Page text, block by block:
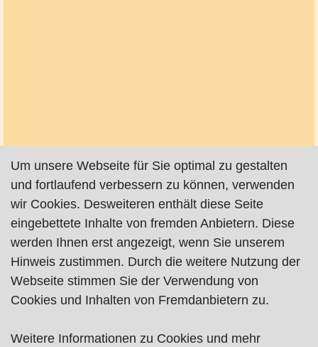
Um unsere Webseite für Sie optimal zu gestalten
und fortlaufend verbessern zu können, verwenden
wir Cookies. Desweiteren enthält diese Seite
eingebettete Inhalte von fremden Anbietern. Diese
werden Ihnen erst angezeigt, wenn Sie unserem
Hinweis zustimmen. Durch die weitere Nutzung der
Webseite stimmen Sie der Verwendung von
Cookies und Inhalten von Fremdanbietern zu.
Weitere Informationen zu Cookies und mehr